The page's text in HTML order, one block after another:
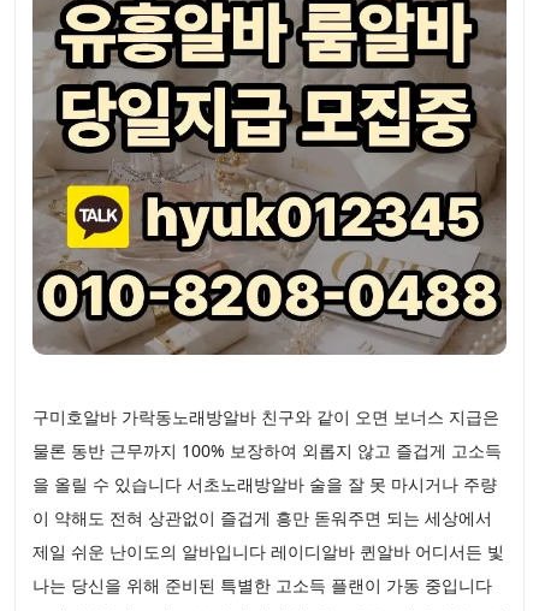
구미호알바 가락동노래방알바 친구와 같이 오면 보너스 지급은
물론 동반 근무까지 100% 보장하여 외롭지 않고 즐겁게 고소득
을 올릴 수 있습니다 서초노래방알바 술을 잘 못 마시거나 주량
이 약해도 전혀 상관없이 즐겁게 흥만 돋워주면 되는 세상에서
제일 쉬운 난이도의 알바입니다 레이디알바 퀸알바 어디서든 빛
나는 당신을 위해 준비된 특별한 고소득 플랜이 가동 중입니다